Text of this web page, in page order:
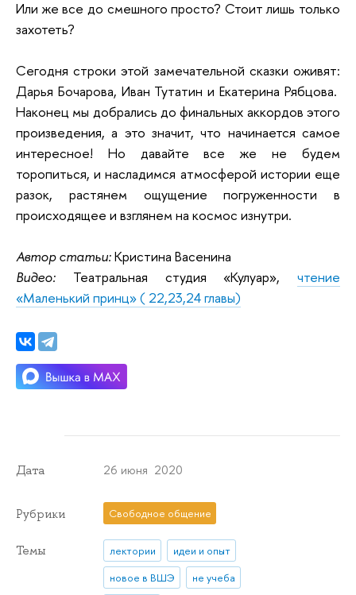
Или же все до смешного просто? Стоит лишь только
захотеть?
Сегодня строки этой замечательной сказки оживят:
Дарья Бочарова, Иван Тутатин и Екатерина Рябцова.
Наконец мы добрались до финальных аккордов этого
произведения, а это значит, что начинается самое
интересное! Но давайте все же не будем
торопиться, и насладимся атмосферой истории еще
разок, растянем ощущение погруженности в
происходящее и взглянем на космос изнутри.
Автор статьи:Кристина Васенина
Видео: Театральная студия «Кулуар», чтение
«Маленький принц» ( 22,23,24 главы)
Дата 26 июня 2020
Рубрики Свободное общение
Темы лектории
идеи и опыт
новое в ВШЭ
не учеба